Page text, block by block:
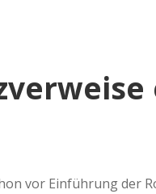
vor Einführung der